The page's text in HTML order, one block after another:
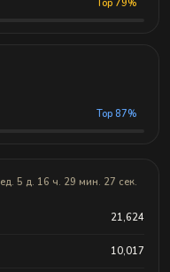
Top 79%
Top 87%
5 д. 16 ч. 29 мин. 27 сек.
21,624
10,017